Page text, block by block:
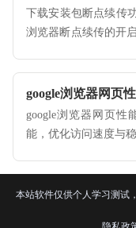
下载安装包断点续传
浏览器断点续传的开
google浏览器网页
google浏览器网页性
能，优化访问速度与稳
本站软件仅供个人学习测试